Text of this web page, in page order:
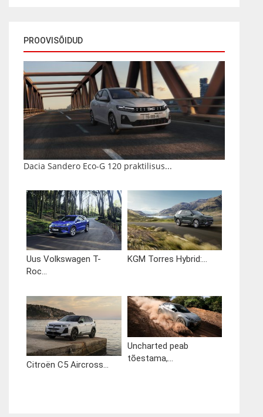
PROOVISÕIDUD
Dacia Sandero Eco-G 120 praktilisus...
Uus Volkswagen T-
Roc...
KGM Torres Hybrid:...
Citroën C5 Aircross...
Uncharted peab
tõestama,...